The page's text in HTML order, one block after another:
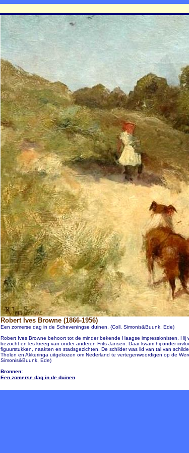
Robert Ives Browne (1866-1956)
Een zomerse dag in de Scheveningse duinen. (Coll. Simonis&Buunk, Ede)
Robert Ives Browne behoort tot de minder bekende Haagse impressionisten.
bezocht en les kreeg van onder anderen Frits Jansen. Daar kwam hij onder
figuurstukken, naakten en stadsgezichten. De schilder was lid van tal van
Tholen en Akkeringa uitgekozen om Nederland te vertegenwoordigen op de
Simonis&Buunk, Ede)
Bronnen:
Een zomerse dag in de duinen